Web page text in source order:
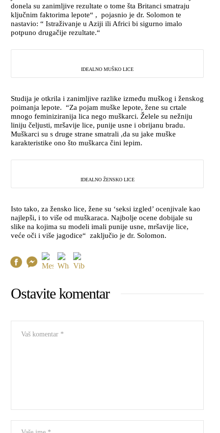
donela su zanimljive rezultate o tome šta Britanci smatraju
ključnim faktorima lepote“ , pojasnio je dr. Solomon te
nastavio: “ Istraživanje u Aziji ili Africi bi sigurno imalo
potpuno drugačije rezultate.“
IDEALNO MUŠKO LICE
Studija je otkrila i zanimljive razlike između muškog i ženskog
poimanja lepote. “Za pojam muške lepote, žene su crtale
mnogo feminiziranija lica nego muškarci. Želele su nežniju
liniju čeljusti, mršavije lice, punije usne i obrijanu bradu.
Muškarci su s druge strane smatrali ,da su jake muške
karakteristike ono što muškarca čini lepim.
IDEALNO ŽENSKO LICE
Isto tako, za žensko lice, žene su ‘seksi izgled’ ocenjivale kao
najlepši, i to više od muškaraca. Najbolje ocene dobijale su
slike na kojima su modeli imali punije usne, mršavije lice,
veće oči i više jagodice“ zaključio je dr. Solomon.
Ostavite komentar